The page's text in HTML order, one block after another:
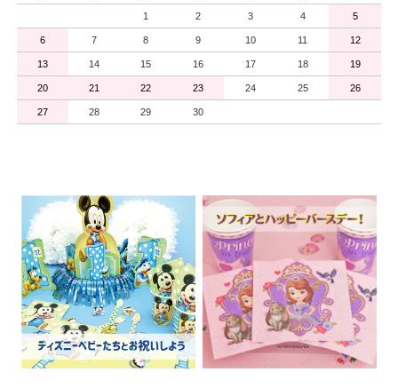
1 2 3 4 5
6 7 8 9 10 11 12
13 14 15 16 17 18 19
20 21 22 23 24 25 26
27 28 29 30